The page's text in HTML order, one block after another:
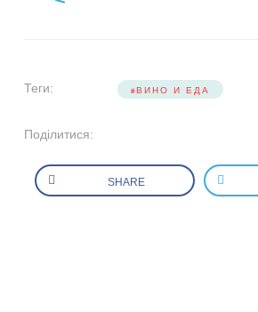
Теги: ВИНО И ЕДА
Поділитися:
SHARE